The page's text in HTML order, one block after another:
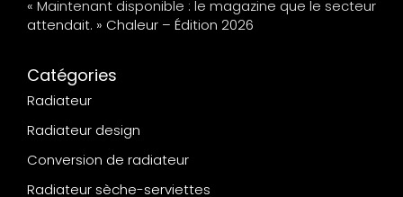
« Maintenant disponible : le magazine que le secteur
attendait. » Chaleur – Édition 2026
Catégories
Radiateur
Radiateur design
Conversion de radiateur
Radiateur sèche-serviettes